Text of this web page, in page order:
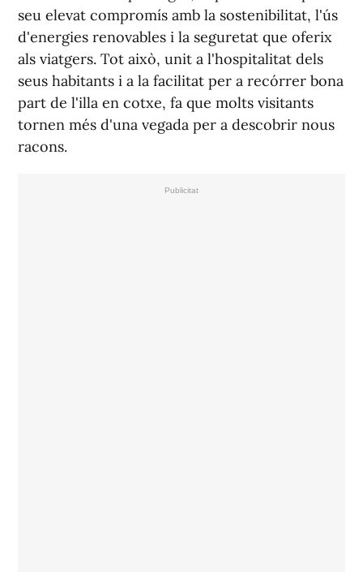
seu elevat compromís amb la sostenibilitat, l'ús
d'energies renovables i la seguretat que oferix
als viatgers. Tot això, unit a l'hospitalitat dels
seus habitants i a la facilitat per a recórrer bona
part de l'illa en cotxe, fa que molts visitants
tornen més d'una vegada per a descobrir nous
racons.